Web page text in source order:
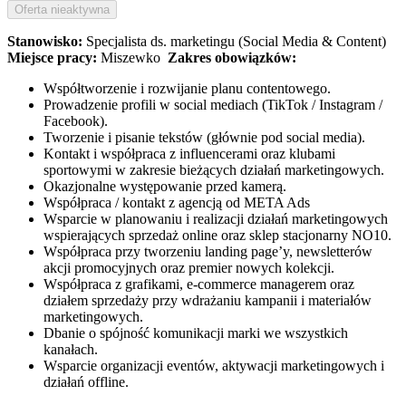
Oferta nieaktywna
Stanowisko: Specjalista ds. marketingu (Social Media & Content)
Miejsce pracy: Miszewko Zakres obowiązków:
Współtworzenie i rozwijanie planu contentowego.
Prowadzenie profili w social mediach (TikTok / Instagram /
Facebook).
Tworzenie i pisanie tekstów (głównie pod social media).
Kontakt i współpraca z influencerami oraz klubami
sportowymi w zakresie bieżących działań marketingowych.
Okazjonalne występowanie przed kamerą.
Współpraca / kontakt z agencją od META Ads
Wsparcie w planowaniu i realizacji działań marketingowych
wspierających sprzedaż online oraz sklep stacjonarny NO10.
Współpraca przy tworzeniu landing page’y, newsletterów
akcji promocyjnych oraz premier nowych kolekcji.
Współpraca z grafikami, e-commerce managerem oraz
działem sprzedaży przy wdrażaniu kampanii i materiałów
marketingowych.
Dbanie o spójność komunikacji marki we wszystkich
kanałach.
Wsparcie organizacji eventów, aktywacji marketingowych i
działań offline.